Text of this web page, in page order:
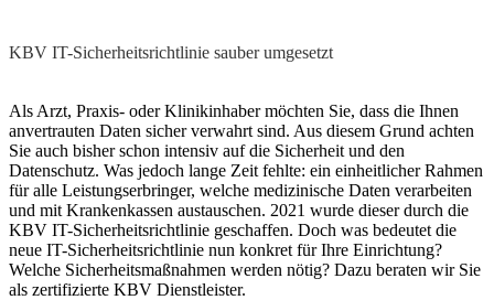
KBV IT-Sicherheitsrichtlinie sauber umgesetzt
Als Arzt, Praxis- oder Klinikinhaber möchten Sie, dass die Ihnen
anvertrauten Daten sicher verwahrt sind. Aus diesem Grund achten
Sie auch bisher schon intensiv auf die Sicherheit und den
Datenschutz. Was jedoch lange Zeit fehlte: ein einheitlicher Rahmen
für alle Leistungserbringer, welche medizinische Daten verarbeiten
und mit Krankenkassen austauschen. 2021 wurde dieser durch die
KBV IT-Sicherheitsrichtlinie geschaffen. Doch was bedeutet die
neue IT-Sicherheitsrichtlinie nun konkret für Ihre Einrichtung?
Welche Sicherheitsmaßnahmen werden nötig? Dazu beraten wir Sie
als zertifizierte KBV Dienstleister.